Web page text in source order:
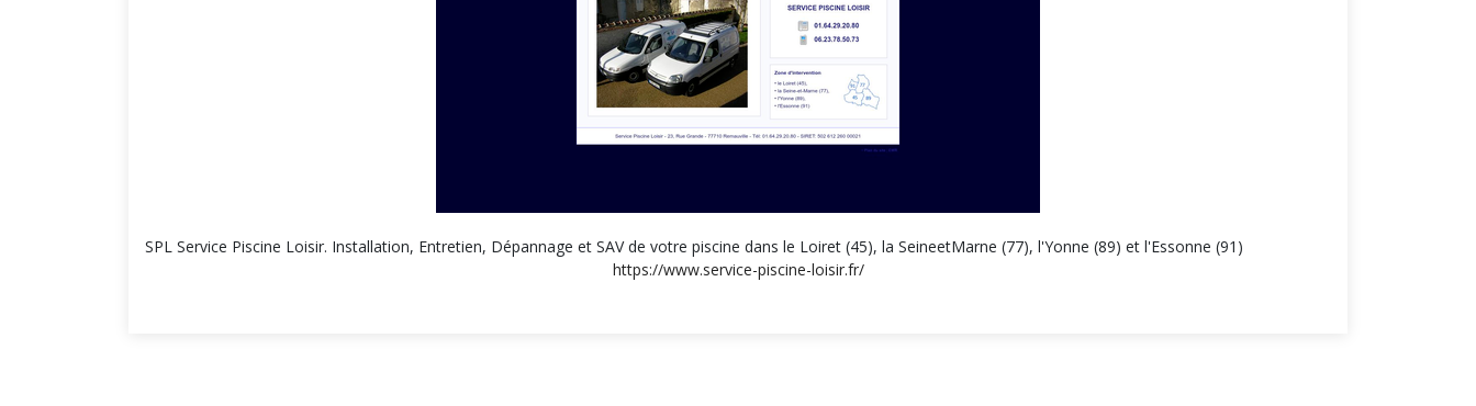
SPL Service Piscine Loisir. Installation, Entretien, Dépannage et SAV de votre piscine dans le Loiret (45), la SeineetMarne (77), l'Yonne (89) et l'Essonne (91)
https://www.service-piscine-loisir.fr/